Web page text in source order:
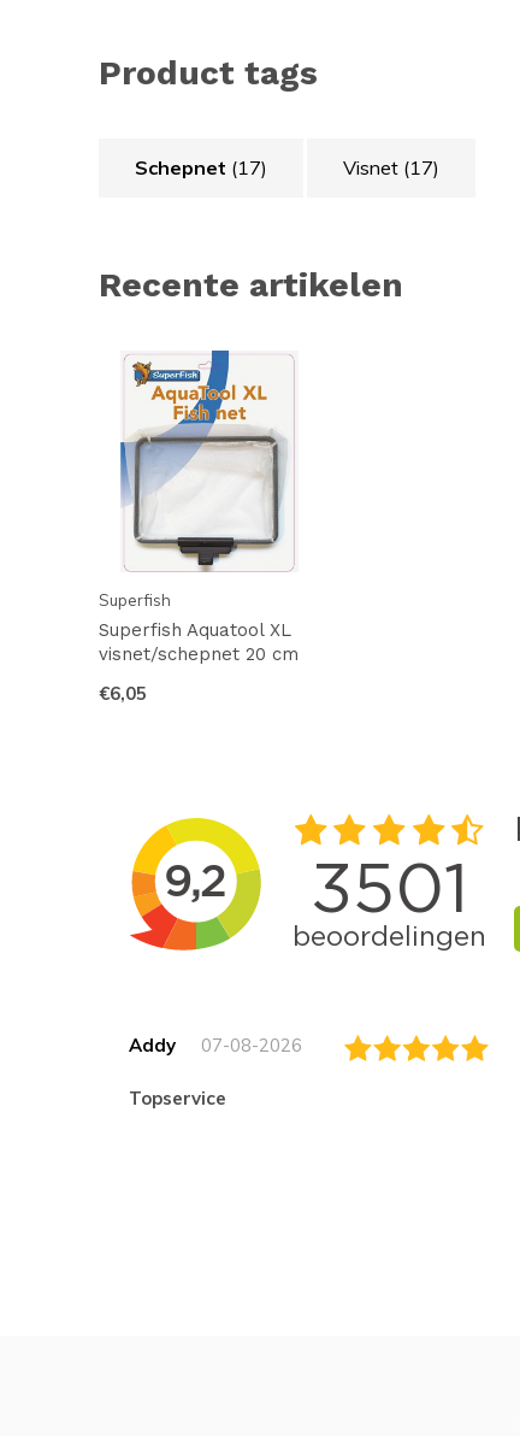
Product tags
Schepnet (17) Visnet (17)
Recente artikelen
Superfish
Superfish Aquatool XL
visnet/schepnet 20 cm
€6,05
Addy 07-08-2026
topservice